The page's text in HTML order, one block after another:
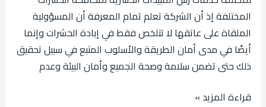
المختلفة إذ أن الشركة تعلم تمام المعرفة أن المسؤولية
الملقاة على عاتقها لا تتلخص فقط في إبادة الحشرات وإنما
أيضًا في مدى أمان الطريقة والأسلوب المتبع في سبيل تحقيق
ذلك حتى تضمن سلامة وصحة الجميع وأمان البيئة وعدم
قراءة المزيد »